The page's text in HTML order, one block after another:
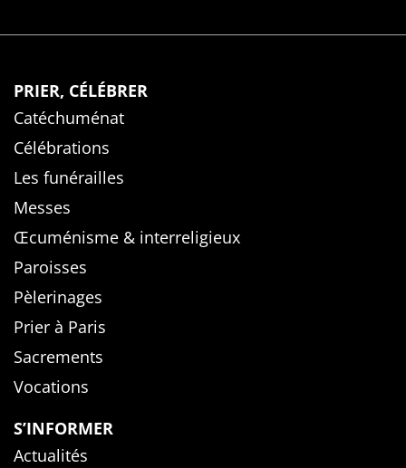
PRIER, CÉLÉBRER
Catéchuménat
Célébrations
Les funérailles
Messes
Œcuménisme & interreligieux
Paroisses
Pèlerinages
Prier à Paris
Sacrements
Vocations
S’INFORMER
Actualités